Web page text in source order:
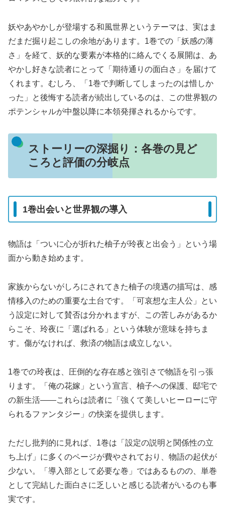
妖やあやかしが登場する和風世界というテーマは、実はま
だまだ掘り起こしの余地があります。1巻での「妖感の薄
さ」を経て、妖的な要素が本格的に絡んでくる展開は、あ
やかし好きな読者にとって「期待通りの面白さ」を届けて
くれます。むしろ、「1巻で判断してしまったのは惜しか
った」と後悔する読者が続出しているのは、この世界観の
ポテンシャルが中盤以降に本領発揮されるからです。
ストーリーの深掘り：各巻の見ど
ころと評価の分岐点
1巻出会いと世界観の導入
物語は「ついに心が折れた柚子が玲夜と出会う」という場
面から動き始めます。
家族からないがしろにされてきた柚子の境遇の描写は、感
情移入のための重要な土台です。「可哀想な主人公」とい
う設定に対して賛否は分かれますが、この苦しみがあるか
らこそ、玲夜に「選ばれる」という体験が意味を持ちま
す。傷がなければ、救済の物語は成立しない。
1巻での玲夜は、圧倒的な存在感と強引さで物語を引っ張
ります。「俺の花嫁」という宣言、柚子への保護、邸宅で
の新生活——これらは読者に「強くて美しいヒーローに守
られるファンタジー」の快楽を提供します。
ただし批判的に見れば、1巻は「設定の説明と関係性の立
ち上げ」に多くのページが費やされており、物語の起伏が
少ない。「導入部として必要な巻」ではあるものの、単巻
として完結した面白さに乏しいと感じる読者がいるのも事
実です。